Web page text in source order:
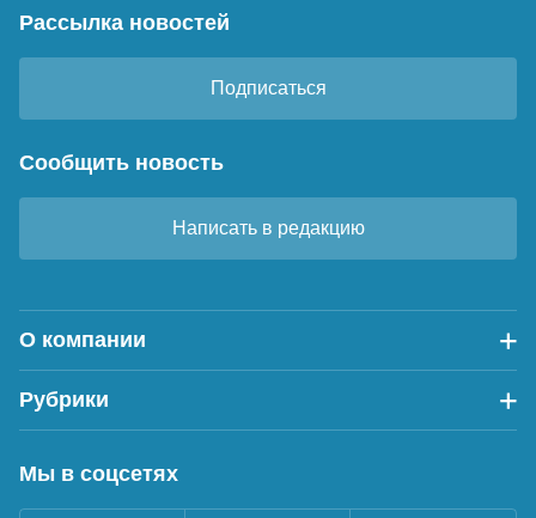
Рассылка новостей
Подписаться
Сообщить новость
Написать в редакцию
О компании
Рубрики
Мы в соцсетях